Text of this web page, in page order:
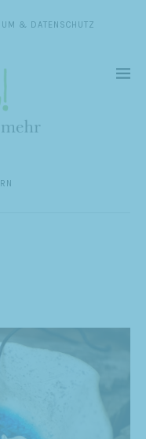
& DATENSCHUTZ